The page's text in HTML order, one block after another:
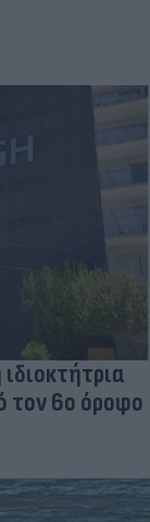
τον 6ο όροφο